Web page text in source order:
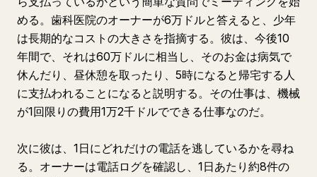
める。歯科医院のオーナーが6万ドルと答えると、少年
は長期的なコストの大きさを指摘する。彼は、今後10
年間で、それは60万ドルに相当し、そのお金は病気で
休んだり、昼休憩を取ったり、5時になると帰宅する人
に支払われることになると説明する。その仕事は、機械
が1回限りの費用1万2千ドルでできる仕事なのだ。
次に彼は、1日にどれだけの電話を逃しているかを尋ね
る。オーナーは電話ログを確認し、1日あたり約8件の